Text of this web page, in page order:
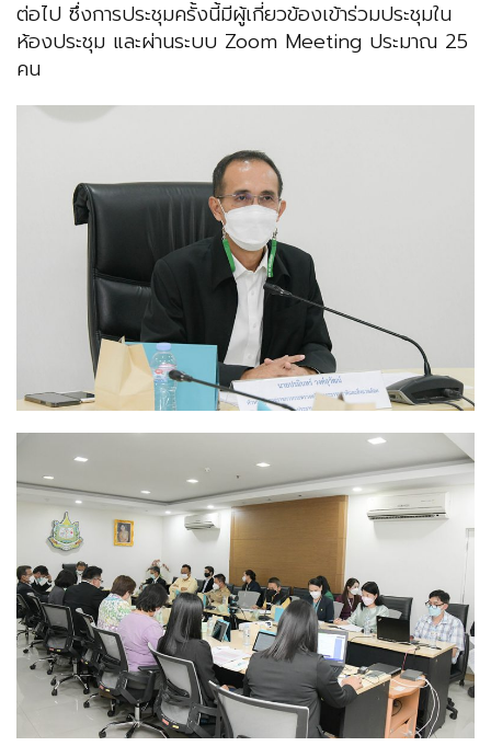
ต่อไป ซึ่งการประชุมครั้งนี้มีผู้เกี่ยวข้องเข้าร่วมประชุมใน
ห้องประชุม และผ่านระบบ Zoom Meeting ประมาณ 25
คน